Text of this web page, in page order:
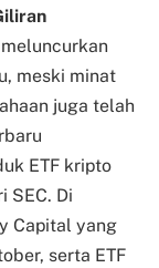
meski minat
juga telah
ETF kripto
SEC. Di
Capital yang
serta ETF